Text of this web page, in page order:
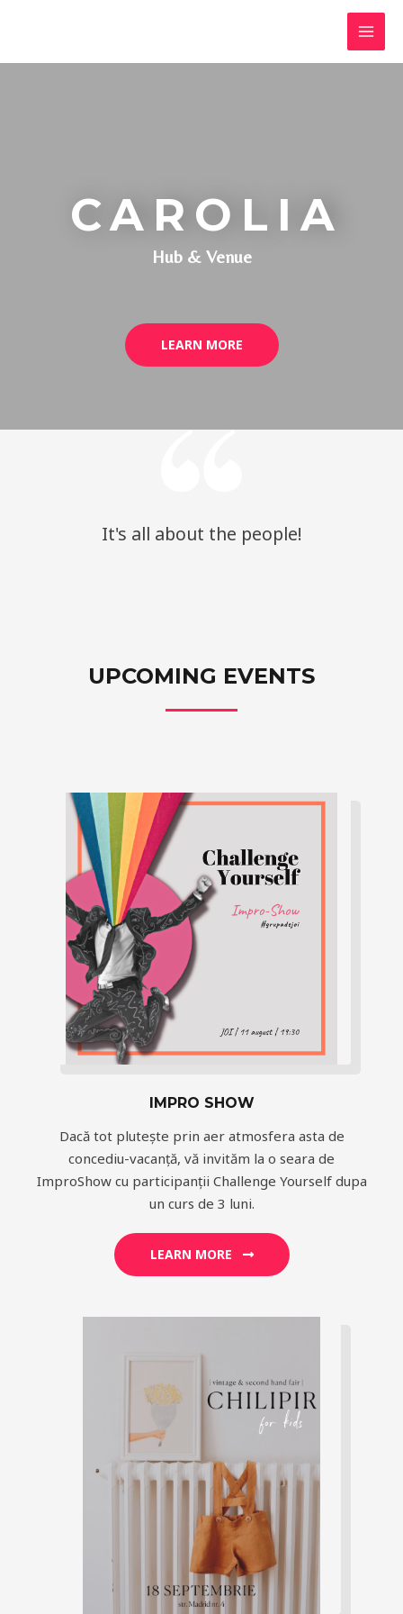
CAROLIA
Hub & Venue
LEARN MORE
It's all about the people!
UPCOMING EVENTS
IMPRO SHOW
Dacă tot plutește prin aer atmosfera asta de
concediu-vacanță, vă invităm la o seara de
ImproShow cu participanții Challenge Yourself dupa
un curs de 3 luni.
LEARN MORE